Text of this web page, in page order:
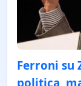
Ferroni su